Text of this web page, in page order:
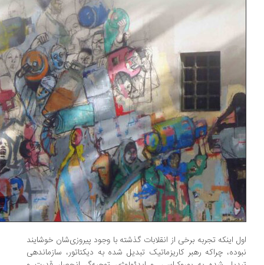
اینکه تجربه برخی از انقلابات گذشته با وجود پیروزی‌شان خوشایند
چراکه رهبر کاریزماتیک تبدیل شده به دیکتاتور، سازماندهی